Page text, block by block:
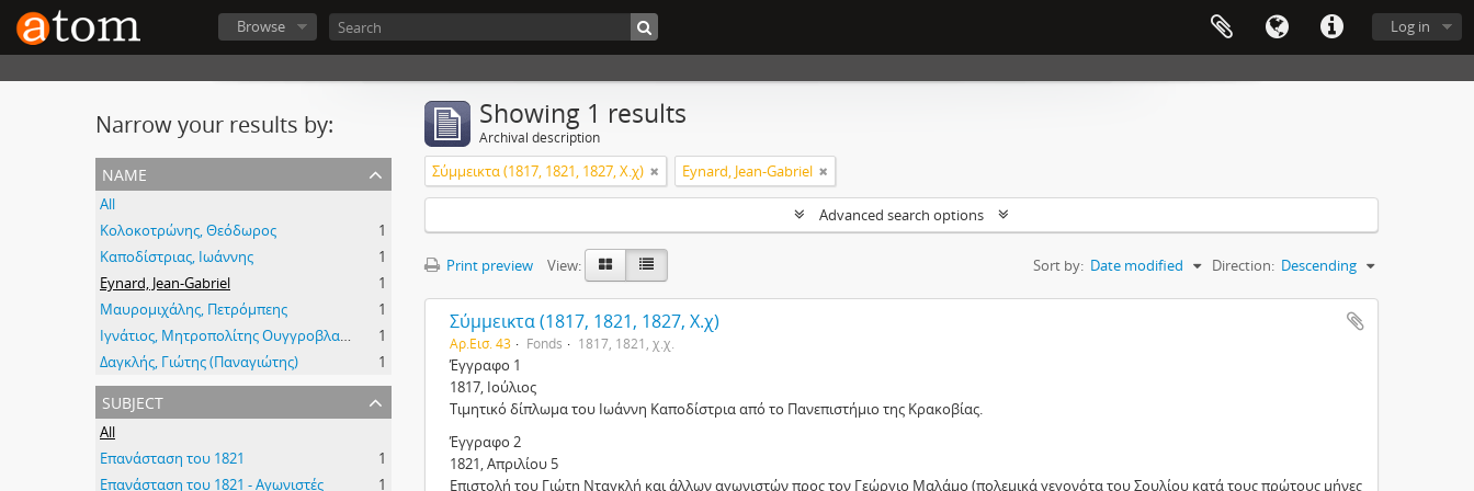
Log in
Browse
Narrow your results by:
name
All
Κολοκοτρώνης, Θεόδωρος
1
Καποδίστριας, Ιωάννης
1
Eynard, Jean-Gabriel
1
Μαυρομιχάλης, Πετρόμπεης
1
Ιγνάτιος, Μητροπολίτης Ουγγροβλαχίας
1
Δαγκλής, Γιώτης (Παναγιώτης)
1
subject
All
Επανάσταση του 1821
1
Επανάσταση του 1821 - Αγωνιστές
1
Showing 1 results
Archival description
Σύμμεικτα (1817, 1821, 1827, Χ.χ) Eynard, Jean-Gabriel
Advanced search options
Print preview View: Sort by: Date modified Direction: Descending
Σύμμεικτα (1817, 1821, 1827, Χ.χ)
Αρ.Εισ. 43 Fonds 1817, 1821, χ.χ.
Έγγραφο 1
1817, Ιούλιος
Τιμητικό δίπλωμα του Ιωάννη Καποδίστρια από το Πανεπιστήμιο της Κρακοβίας.
Έγγραφο 2
1821, Απριλίου 5
Επιστολή του Γιώτη Νταγκλή και άλλων αγωνιστών προς τον Γεώργιο Μαλάμο (πολεμικά γεγονότα του Σουλίου κατά τους πρώτους μήνες